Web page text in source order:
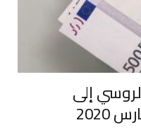
إلى